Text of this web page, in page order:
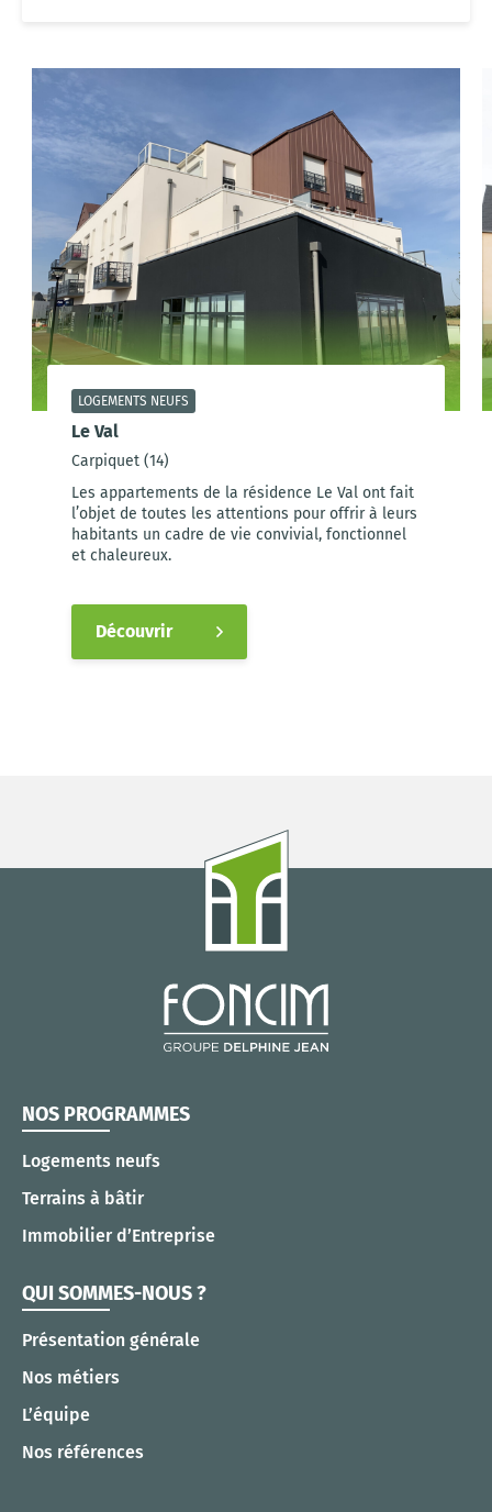
LOGEMENTS NEUFS
Le Val
Carpiquet (14)
Les appartements de la résidence Le Val ont fait
l’objet de toutes les attentions pour offrir à leurs
habitants un cadre de vie convivial, fonctionnel
et chaleureux.
Découvrir
NOS PROGRAMMES
Logements neufs
Terrains à bâtir
Immobilier d’Entreprise
QUI SOMMES-NOUS ?
Présentation générale
Nos métiers
L’équipe
Nos références